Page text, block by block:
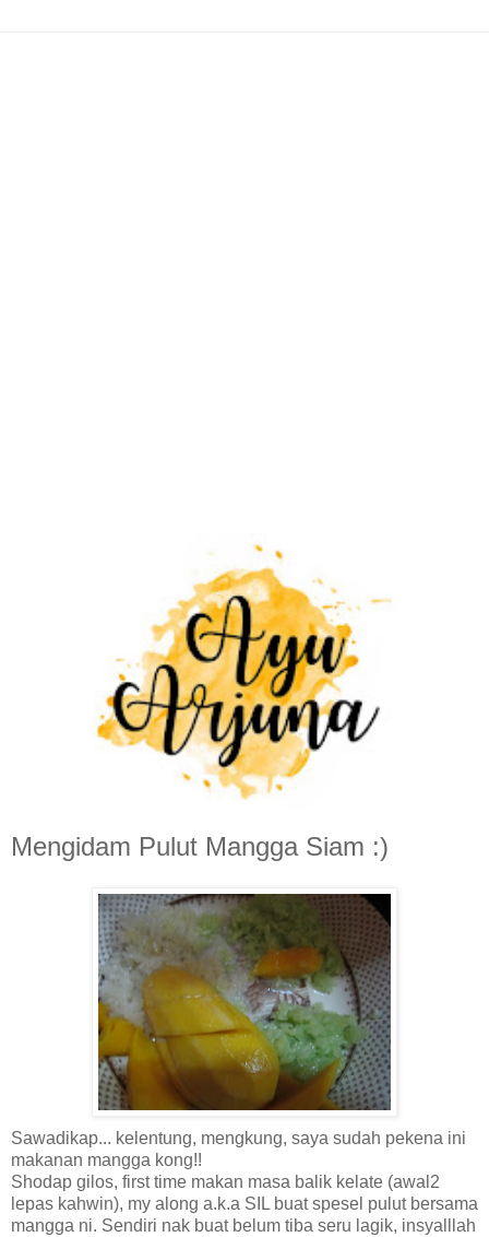
Mengidam Pulut Mangga Siam :)
Sawadikap... kelentung, mengkung, saya sudah pekena ini
makanan mangga kong!!
Shodap gilos, first time makan masa balik kelate (awal2
lepas kahwin), my along a.k.a SIL buat spesel pulut bersama
mangga ni. Sendiri nak buat belum tiba seru lagik, insyalllah